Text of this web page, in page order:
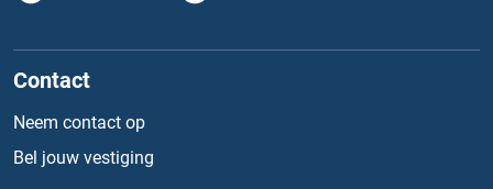
Contact
Neem contact op
Bel jouw vestiging